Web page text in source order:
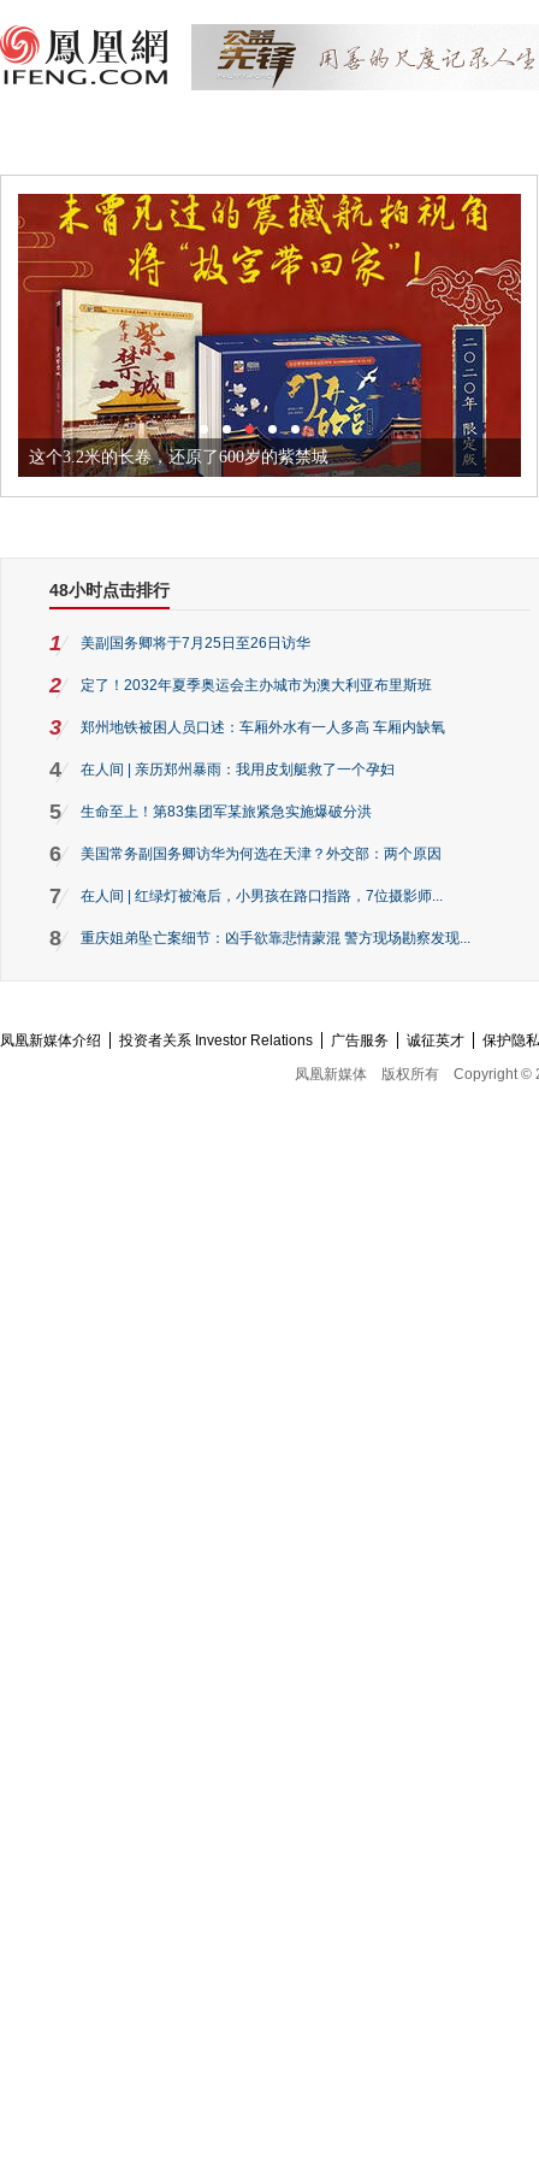
这个3.2米的长卷，还原了600岁的紫禁城
48小时点击排行
1 美副国务卿将于7月25日至26日访华
2 定了！2032年夏季奥运会主办城市为澳大利亚布里斯班
3 郑州地铁被困人员口述：车厢外水有一人多高 车厢内缺氧
4 在人间 | 亲历郑州暴雨：我用皮划艇救了一个孕妇
5 生命至上！第83集团军某旅紧急实施爆破分洪
6 美国常务副国务卿访华为何选在天津？外交部：两个原因
7 在人间 | 红绿灯被淹后，小男孩在路口指路，7位摄影师...
8 重庆姐弟坠亡案细节：凶手欲靠悲情蒙混 警方现场勘察发现...
凤凰新媒体介绍 投资者关系 Investor Relations 广告服务 诚征英才
保护隐
凤凰新媒体
版权所有 Copyright ©